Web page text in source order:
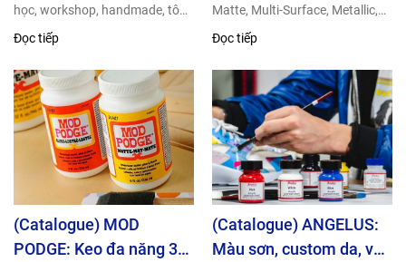
học, workshop, handmade, tô
tượng, vẽ...
Đọc tiếp
Matte, Multi-Surface, Metallic,
Glitter, Specialty, Glass, Neon &
Glow, Home Decor...
Đọc tiếp
(Catalogue) MOD
PODGE: Keo đa năng 3
(Catalogue) ANGELUS:
Màu sơn, custom da, vải